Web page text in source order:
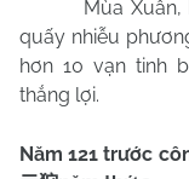
Mùa
quấy nhiễu
hơn 10 vạn tinh
thắng lợi.
Năm 121 trước